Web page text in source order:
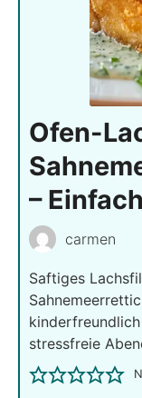
Ofen-
–
carmen
Saftiges
stressfreie